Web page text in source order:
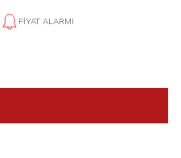
FIYAT ALARMI